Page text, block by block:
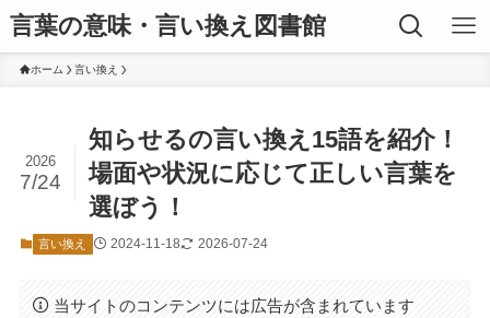
言葉の意味・言い換え図書館
ホーム 言い換え
知らせるの言い換え15語を紹介！
場面や状況に応じて正しい言葉を
選ぼう！
2026
7/24
言い換え 2024-11-18 2026-07-24
当サイトのコンテンツには広告が含まれています